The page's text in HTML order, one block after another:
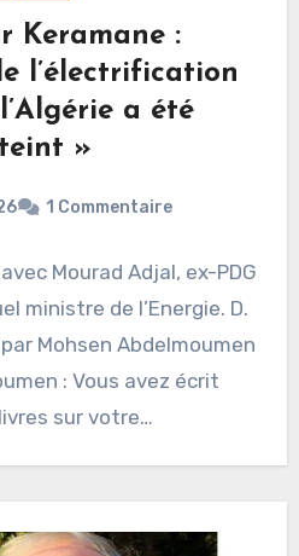
Keramane :
l’électrification
a été
»
1 Commentaire
Mourad Adjal, ex-PDG
ministre de l’Energie. D.
Mohsen Abdelmoumen
: Vous avez écrit
sur votre…